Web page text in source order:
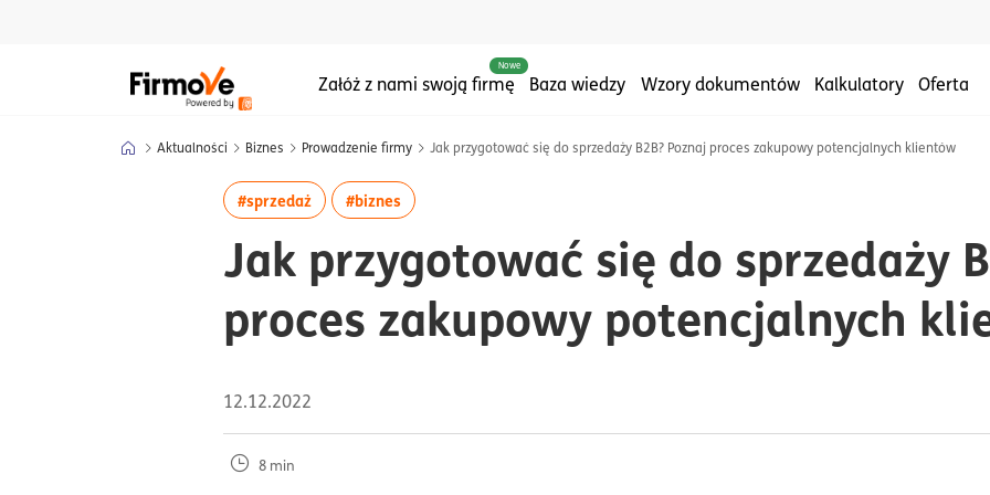
Menu główne serwisu
Załóż z nami swoją firmę
Nowe
Baza wiedzy Wzory dokumentów Kalkulatory Oferta
Aktualności Biznes Prowadzenie firmy Jak przygotować się do sprzedaży B2B? Poznaj proces zakupowy potencjalnych klientów
#sprzedażwięcej artykułów z tagiem:#sprzedaż
#bizneswięcej artykułów z tagiem:#biznes
Jak przygotować się do sprzedaży
proces zakupowy potencjalnych
12.12.2022
8 min